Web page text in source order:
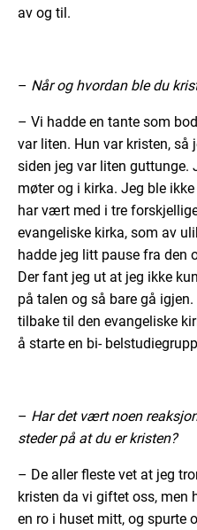
av og til.
– Når og hvordan ble du
– Vi hadde en tante som
var liten. Hun var kristen, så
siden jeg var liten guttunge.
møter og i kirka. Jeg ble
har vært med i tre
evangeliske kirka, som av
hadde jeg litt pause fra den
Der fant jeg ut at jeg ikke
på talen og så bare gå
tilbake til den evangeliske
å starte en bi-
– Har det vært noen
steder på at du er kristen?
– De aller fleste vet at jeg
kristen da vi giftet oss, men
en ro i huset mitt, og spurte